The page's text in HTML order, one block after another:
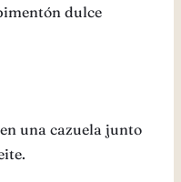
dulce
una cazuela junto